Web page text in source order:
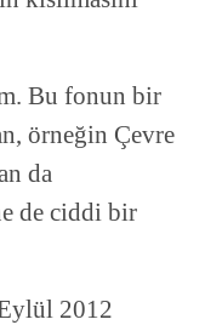
Bu fonun bir
örneğin Çevre
da
de ciddi bir
2012